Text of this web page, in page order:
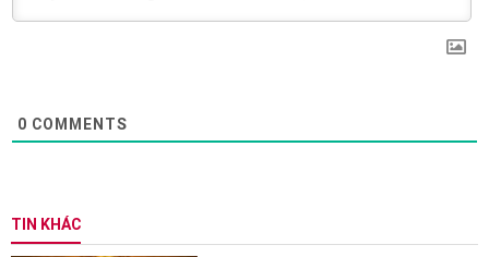
0 COMMENTS
TIN KHÁC